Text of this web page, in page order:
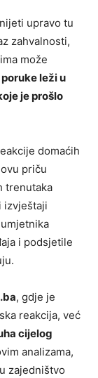
upravo tu
zahvalnosti,
može
leži u
je prošlo
domaćih
priču
trenutaka
izvještaji
i podsjetile
, gdje je
reakcija, već
cijelog
analizama,
zajedništvo